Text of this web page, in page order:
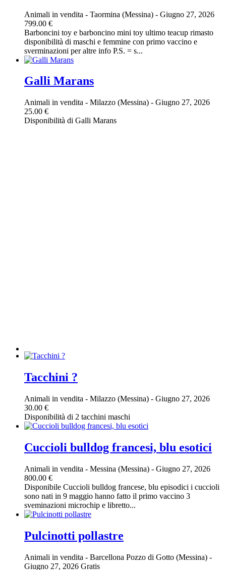
Animali in vendita - Taormina (Messina) - Giugno 27, 2026
799.00 €
Barboncini toy e barboncino mini toy ultimo teacup rimasto
disponibilità di maschi e femmine con primo vaccino e
sverminazioni per altre info P.S. = s...
Galli Marans
Animali in vendita - Milazzo (Messina) - Giugno 27, 2026
25.00 €
Disponibilità di Galli Marans
Tacchini ?
Animali in vendita - Milazzo (Messina) - Giugno 27, 2026
30.00 €
Disponibilità di 2 tacchini maschi
Cuccioli bulldog francesi, blu esotici
Animali in vendita - Messina (Messina) - Giugno 27, 2026
800.00 €
Disponibile Cuccioli bulldog francese, blu episodici i cuccioli
sono nati in 9 maggio hanno fatto il primo vaccino 3
sveminazioni microchip e libretto...
Pulcinotti pollastre
Animali in vendita - Barcellona Pozzo di Gotto (Messina) -
Giugno 27, 2026 Gratis